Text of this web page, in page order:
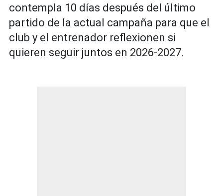
contempla 10 días después del último
partido de la actual campaña para que el
club y el entrenador reflexionen si
quieren seguir juntos en 2026-2027.